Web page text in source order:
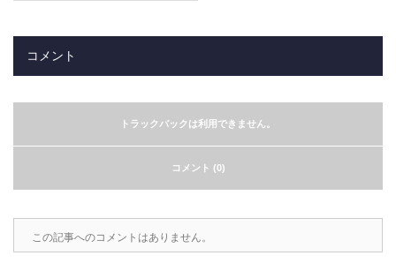
コメント
トラックバックは利用できません。
コメント (0)
この記事へのコメントはありません。